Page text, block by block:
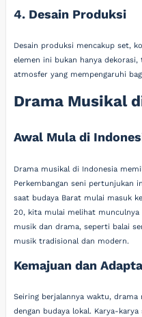
4. Desain Produksi
Desain produksi mencakup set,
elemen ini bukan hanya
atmosfer yang mempengaruhi
Drama Musikal
Awal Mula di
Drama musikal di Indonesia
Perkembangan seni pertunjukan
saat budaya Barat mulai masuk
20, kita mulai melihat munculnya
musik dan drama, seperti balai
musik tradisional dan modern.
Kemajuan dan
Seiring berjalannya waktu,
dengan budaya lokal. Karya-